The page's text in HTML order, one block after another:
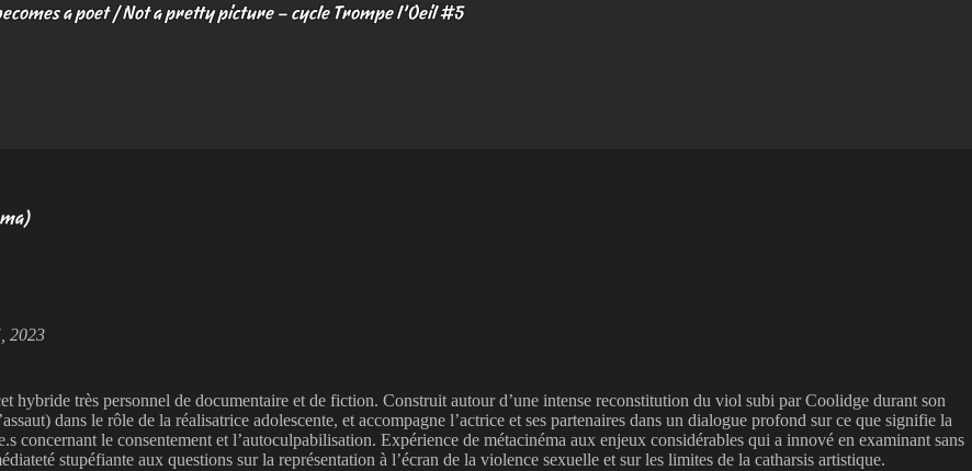
a poet / Not a pretty picture – cycle Trompe l’Oeil #5
2023
hybride très personnel de documentaire et de fiction. Construit autour d’une intense reconstitution du viol subi par Coolidge durant son
dans le rôle de la réalisatrice adolescente, et accompagne l’actrice et ses partenaires dans un dialogue profond sur ce que signifie la
concernant le consentement et l’autoculpabilisation. Expérience de métacinéma aux enjeux considérables qui a innové en examinant sans
stupéfiante aux questions sur la représentation à l’écran de la violence sexuelle et sur les limites de la catharsis artistique.